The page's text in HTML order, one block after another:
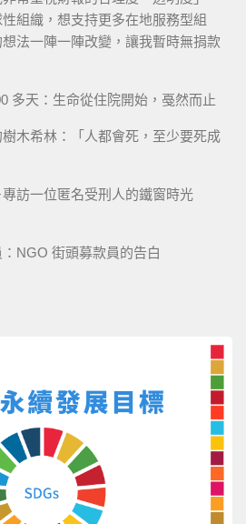
性組織，想支持更多在地服務型組
法一陣一陣改變，讓我暫時無捐款
多天：生命從住院開始，戞然而止
木希林：「人都會死，至少要死成
訪一位匿名受刑人的鐵窗時光
NGO 街頭募款員的告白